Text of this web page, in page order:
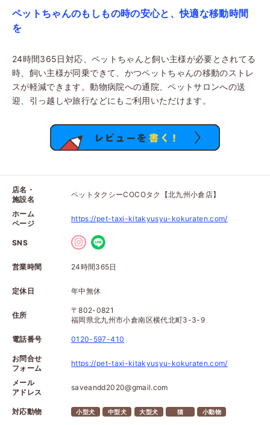
ペットちゃんのもしもの時の安心と、快適な移動時間
を
24時間365日対応、ペットちゃんと飼い主様が必要とされてる
時、飼い主様が同乗できて、かつペットちゃんの移動のストレ
スが軽減できます。動物病院への通院、ペットサロンへの送
迎、引っ越しや旅行などにもご利用いただけます。
店名・
施設名
ペットタクシーCOCOタク【北九州小倉店】
ホーム
ページ
https://pet-taxi-kitakyusyu-kokuraten.com/
SNS
営業時間 24時間365日
定休日 年中無休
住所
〒802-0821
福岡県北九州市小倉南区横代北町3-3-9
電話番号 0120-597-410
お問合せ
フォーム
https://pet-taxi-kitakyusyu-kokuraten.com/
メール
アドレス
saveandd2020@gmail.com
対応動物 小型犬 中型犬 大型犬 猫 小動物